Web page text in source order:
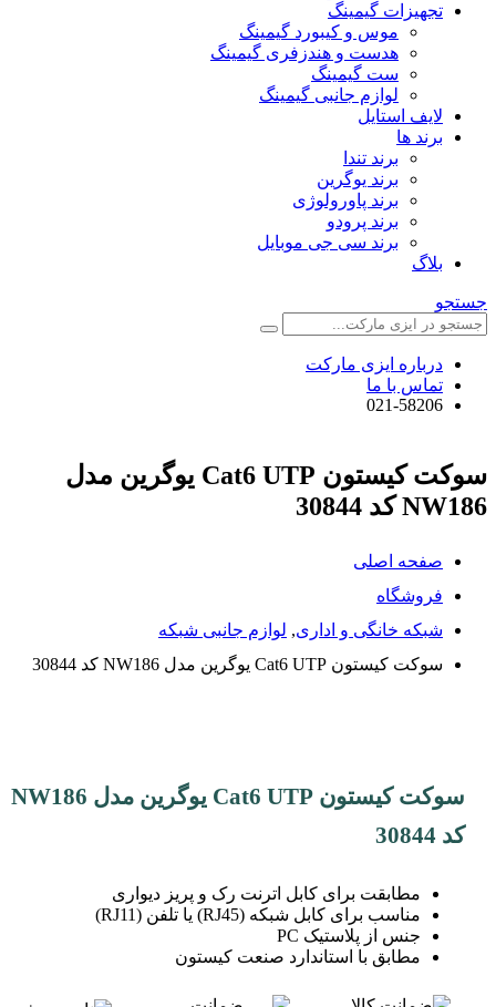
تجهیزات گیمینگ
موس و کیبورد گیمینگ
هدست و هندزفری گیمینگ
ست گیمینگ
لوازم جانبی گیمینگ
لایف استایل
برند ها
برند تندا
برند یوگرین
برند پاورولوژی
برند پرودو
برند سی جی موبایل
بلاگ
جستجو
درباره ایزی مارکت
تماس با ما
021-58206
سوکت کیستون Cat6 UTP یوگرین مدل
NW186 کد 30844
صفحه اصلی
فروشگاه
شبکه خانگی و اداری, لوازم جانبی شبکه
سوکت کیستون Cat6 UTP یوگرین مدل NW186 کد 30844
سوکت کیستون Cat6 UTP یوگرین مدل NW186
کد 30844
مطابقت برای کابل اترنت رک و پریز دیواری
مناسب برای کابل شبکه (RJ45) یا تلفن (RJ11)
جنس از پلاستیک PC
مطابق با استاندارد صنعت کیستون